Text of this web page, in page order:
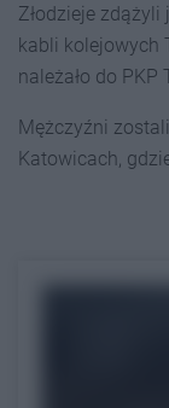
Złodzieje
kabli kolejowych
należało do PKP
Mężczyźni
Katowicach,